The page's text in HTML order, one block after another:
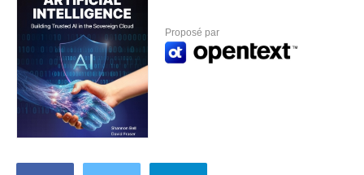
Proposé par